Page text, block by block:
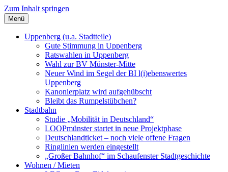
Zum Inhalt springen
Szybalski.de
Infos über und von Werner Szybalski (Münster)
Menü
Uppenberg (u.a. Stadtteile)
Gute Stimmung in Uppenberg
Ratswahlen in Uppenberg
Wahl zur BV Münster-Mitte
Neuer Wind im Segel der BI l(i)ebenswertes
Uppenberg
Kanonierplatz wird aufgehübscht
Bleibt das Rumpelstübchen?
Stadtbahn
Studie „Mobilität in Deutschland“
LOOPmünster startet in neue Projektphase
Deutschlandticket – noch viele offene Fragen
Ringlinien werden eingestellt
„Großer Bahnhof“ im Schaufenster Stadtgeschichte
Wohnen / Mieten